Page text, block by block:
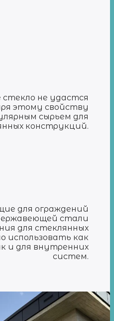
стекло не удастся
этому свойству
сырьем для
конструкций.
для ограждений
стали
для стеклянных
использовать как
и для внутренних
систем.